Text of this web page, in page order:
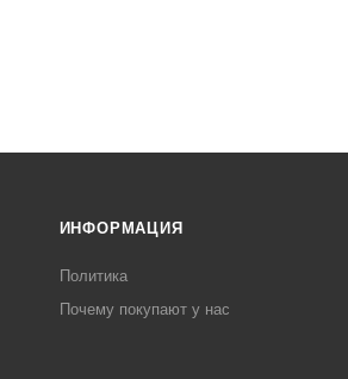
ИНФОРМАЦИЯ
Политика
Почему покупают у нас